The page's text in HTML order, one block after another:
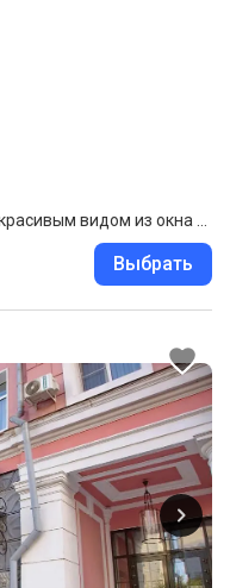
Выбрать